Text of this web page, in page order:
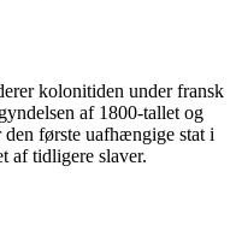
kolonitiden under fransk
af 1800-tallet og
første uafhængige stat i
af tidligere slaver.